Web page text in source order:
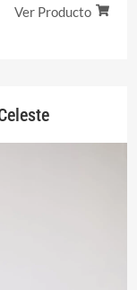
Ver Producto